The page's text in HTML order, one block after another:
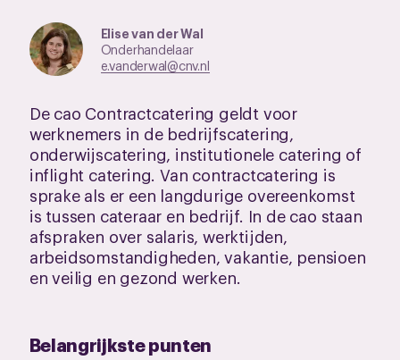
Elise van der Wal
Onderhandelaar
e.vanderwal@cnv.nl
De cao Contractcatering geldt voor
werknemers in de bedrijfscatering,
onderwijscatering, institutionele catering of
inflight catering. Van contractcatering is
sprake als er een langdurige overeenkomst
is tussen cateraar en bedrijf. In de cao staan
afspraken over salaris, werktijden,
arbeidsomstandigheden, vakantie, pensioen
en veilig en gezond werken.
Belangrijkste punten